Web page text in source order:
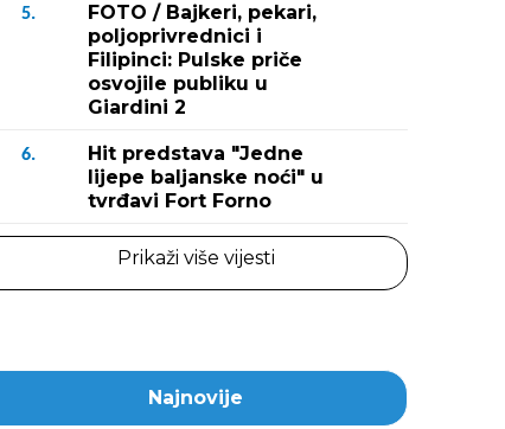
5.
FOTO / Bajkeri, pekari,
poljoprivrednici i
Filipinci: Pulske priče
osvojile publiku u
Giardini 2
6.
Hit predstava "Jedne
lijepe baljanske noći" u
tvrđavi Fort Forno
Prikaži više vijesti
Najnovije